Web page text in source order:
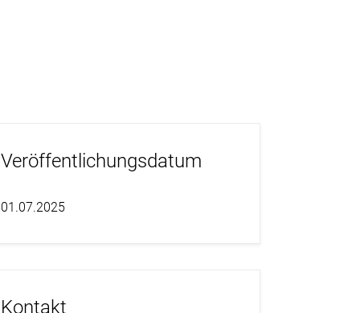
Veröffentlichungsdatum
01.07.2025
Kontakt